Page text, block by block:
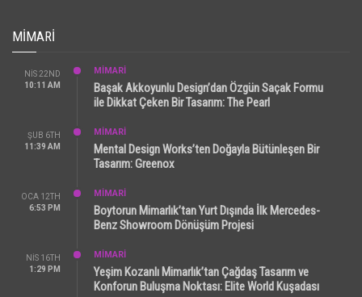
MIMARI
NIS 22ND
10:11 AM
MİMARİ
Başak Akkoyunlu Design’dan Özgün Saçak Formu
ile Dikkat Çeken Bir Tasarım: The Pearl
ŞUB 6TH
11:39 AM
MİMARİ
Mental Design Works’ten Doğayla Bütünleşen Bir
Tasarım: Greenox
OCA 12TH
6:53 PM
MİMARİ
Boytorun Mimarlık’tan Yurt Dışında İlk Mercedes-
Benz Showroom Dönüşüm Projesi
NIS 16TH
1:29 PM
MİMARİ
Yeşim Kozanlı Mimarlık’tan Çağdaş Tasarım ve
Konforun Buluşma Noktası: Elite World Kuşadası